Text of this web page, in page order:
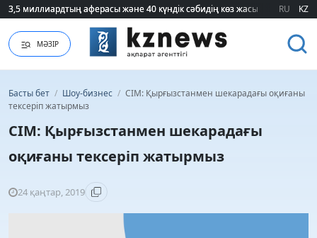
3,5 миллиардтың аферасы және 40 күндік сәбидің көз жасы:
3,5 миллиардтың аферасы және 40 күндік сәбидің көз жасы: RU KZ
МӘЗІР
Басты бет / Шоу-бизнес / СІМ: Қырғызстанмен шекарадағы оқиғаны
тексеріп жатырмыз
СІМ: Қырғызстанмен шекарадағы
оқиғаны тексеріп жатырмыз
24 қаңтар, 2019